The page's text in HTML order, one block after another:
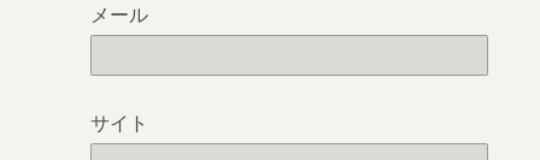
メール
サイト